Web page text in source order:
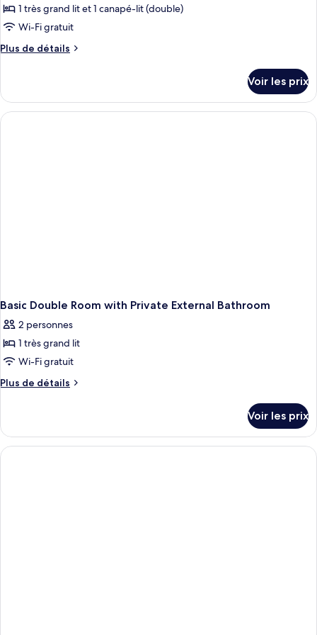
External
Bathroom)
pour
ce
type
de
Chambre
Quadruple
Luxe
1 très grand lit et 1 canapé-lit (double)
Wi-Fi gratuit
Plus de détails
Plus
le
type
de
Voir les prix
Basic Double Room with Private External Bathroom
2 personnes
1 très grand lit
Wi-Fi gratuit
Plus de détails
Plus
le
type
de
Voir les prix